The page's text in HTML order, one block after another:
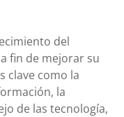
del
fin de mejorar su
clave como la
la
de las tecnología,